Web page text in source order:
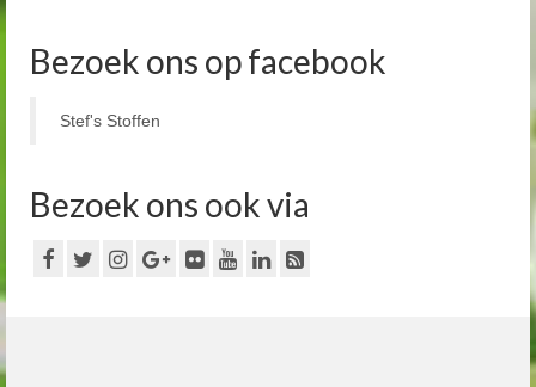
Bezoek ons op facebook
Stef's Stoffen
Bezoek ons ook via